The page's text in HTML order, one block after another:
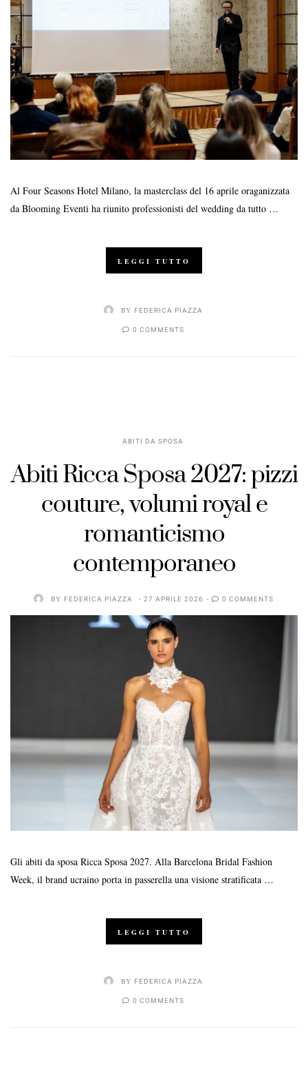
Al Four Seasons Hotel Milano, la masterclass del 16 aprile oraganizzata
da Blooming Eventi ha riunito professionisti del wedding da tutto …
LEGGI TUTTO
BY FEDERICA PIAZZA
0 COMMENTS
ABITI DA SPOSA
Abiti Ricca Sposa 2027: pizzi
couture, volumi royal e
romanticismo
contemporaneo
BY FEDERICA PIAZZA 27 APRILE 2026 0 COMMENTS
Gli abiti da sposa Ricca Sposa 2027. Alla Barcelona Bridal Fashion
Week, il brand ucraino porta in passerella una visione stratificata …
LEGGI TUTTO
BY FEDERICA PIAZZA
0 COMMENTS